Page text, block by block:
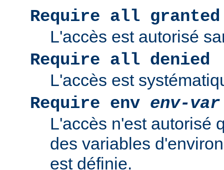
Require all granted
L'accès est autorisé
Require all denied
L'accès est
Require env env-var
L'accès n'est autorisé
des variables
est définie.